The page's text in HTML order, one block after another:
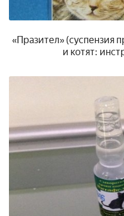
«Празител» (суспензия
и котят: